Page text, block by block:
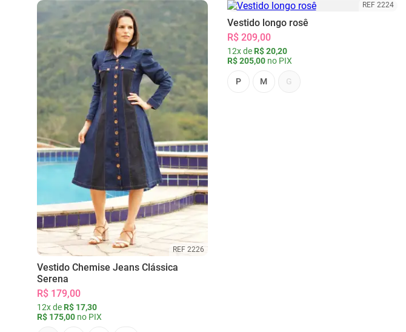
REF 2226
Vestido Chemise Jeans Clássica
Serena
R$ 179,00
12x de R$ 17,30
R$ 175,00 no PIX
REF 2224
Vestido longo rosê
R$ 209,00
12x de R$ 20,20
R$ 205,00no PIX
P M G